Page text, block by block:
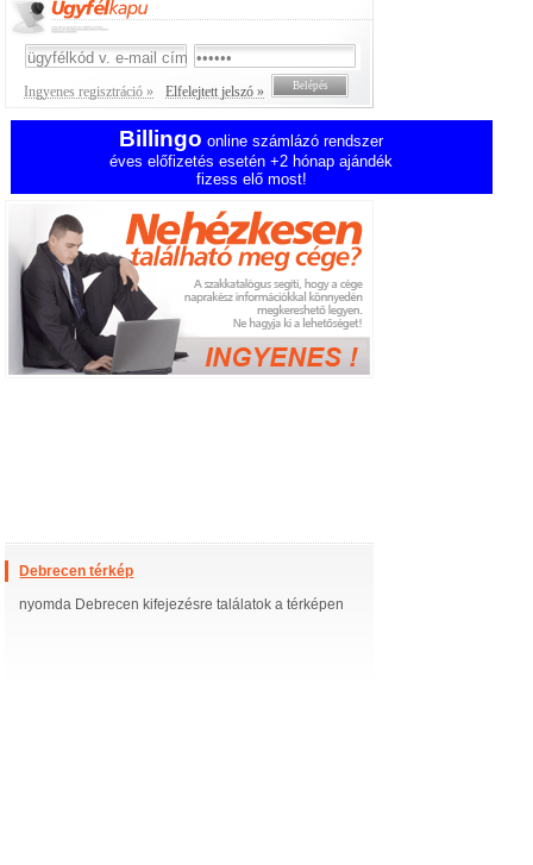
Ingyenes regisztráció » Elfelejtett jelszó »
Billingo online számlázó rendszer
éves előfizetés esetén +2 hónap ajándék
fizess elő most!
Debrecen térkép
nyomda Debrecen kifejezésre találatok a térképen